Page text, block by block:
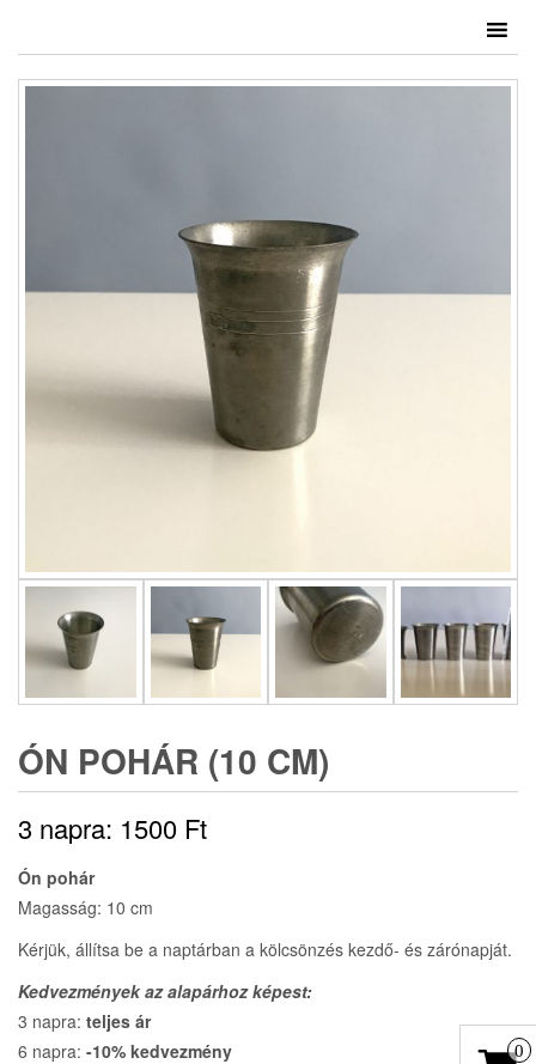
ÓN POHÁR (10 CM)
3 napra: 1500 Ft
Ón pohár
Magasság: 10 cm
Kérjük, állítsa be a naptárban a kölcsönzés kezdő- és zárónapját.
Kedvezmények az alapárhoz képest:
3 napra: teljes ár
6 napra: -10% kedvezmény
0